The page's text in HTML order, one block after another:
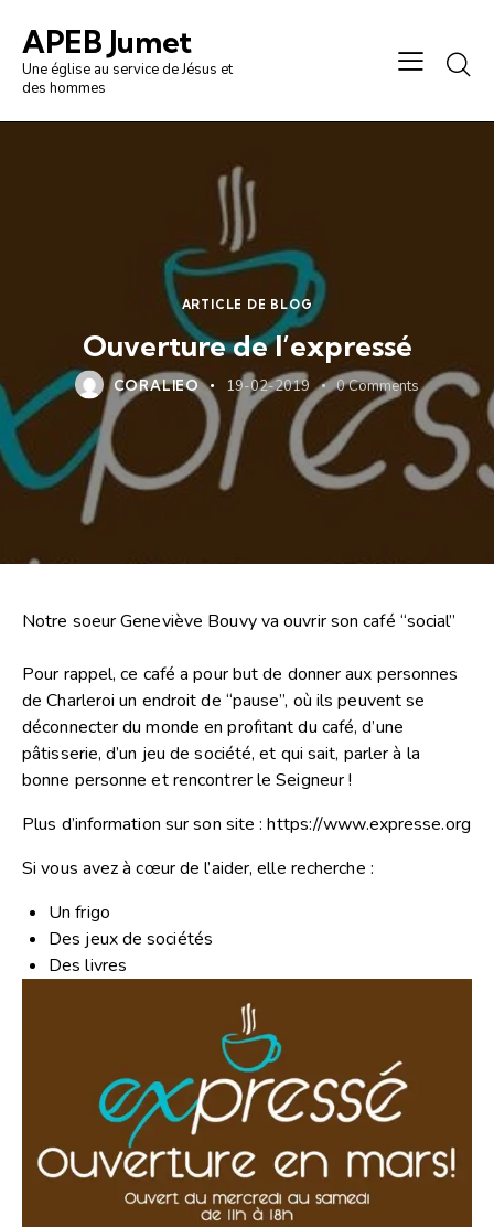
APEB Jumet
Une église au service de Jésus et
des hommes
ARTICLE DE BLOG
Ouverture de l’expressé
CORALIEO 19-02-2019 0 Comments
Notre soeur Geneviève Bouvy va ouvrir son café “social”
Pour rappel, ce café a pour but de donner aux personnes
de Charleroi un endroit de “pause”, où ils peuvent se
déconnecter du monde en profitant du café, d’une
pâtisserie, d’un jeu de société, et qui sait, parler à la
bonne personne et rencontrer le Seigneur !
Plus d’information sur son site :https://www.expresse.org
Si vous avez à cœur de l’aider, elle recherche :
Un frigo
Des jeux de sociétés
Des livres